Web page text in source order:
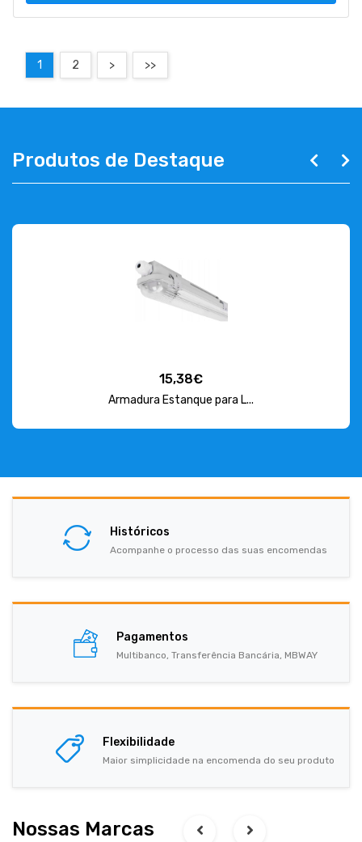
1 2 > >>
Produtos de Destaque
15,38€
Armadura Estanque para L...
Históricos
Acompanhe o processo das suas encomendas
Pagamentos
Multibanco, Transferência Bancária, MBWAY
Flexibilidade
Maior simplicidade na encomenda do seu produto
Nossas Marcas